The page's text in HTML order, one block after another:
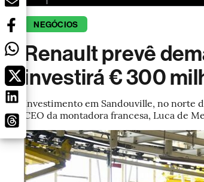
NEGÓCIOS
Renault prevê
investirá € 300
Investimento em Sandouville, no norte
CEO da montadora francesa, Luca de